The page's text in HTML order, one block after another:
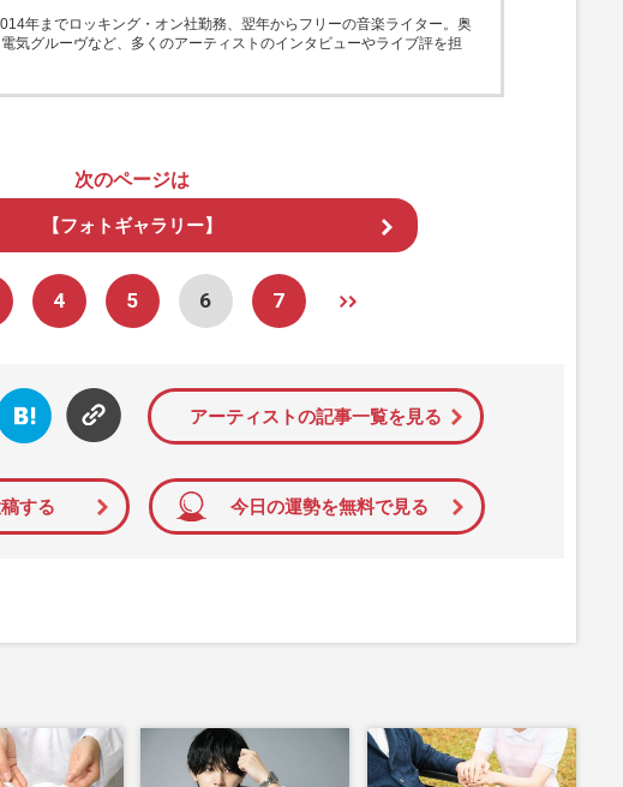
年までロッキング・オン社勤務、翌年からフリーの音楽ライター。奥
気グルーヴなど、多くのアーティストのインタビューやライブ評を担
次のページは
【フォトギャラリー】
4 5 6 7
はてな
ック
マーク
アーティストの記事一覧を見る
する 今日の運勢を無料で見る